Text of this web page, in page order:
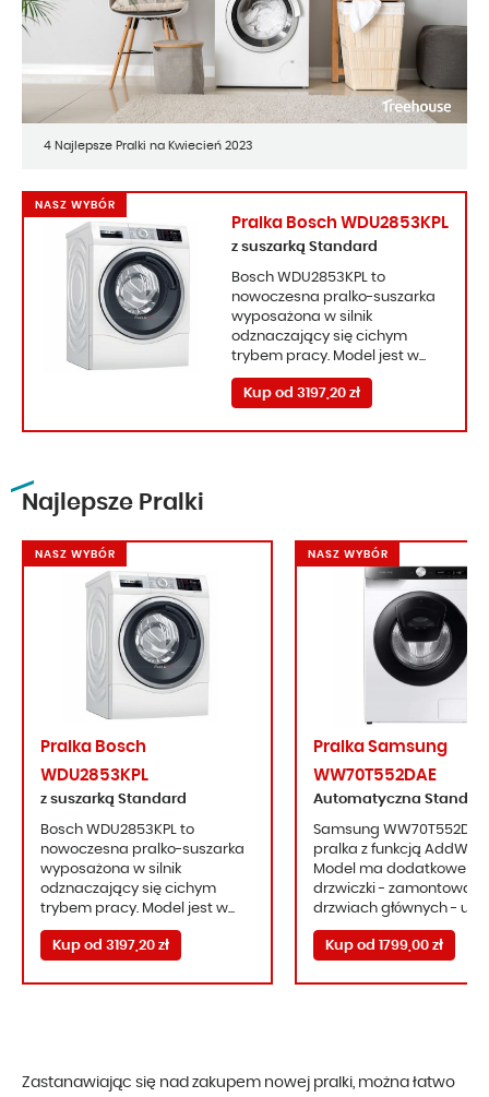
4 Najlepsze Pralki na Kwiecień 2023
Pralka Bosch WDU2853KPL
z suszarką Standard
Bosch WDU2853KPL to
nowoczesna pralko-suszarka
wyposażona w silnik
odznaczający się cichym
trybem pracy. Model jest w...
Kup od 3197,20 zł
NASZ WYBÓR
Najlepsze Pralki
Pralka Bosch
WDU2853KPL
z suszarką Standard
Bosch WDU2853KPL to
nowoczesna pralko-suszarka
wyposażona w silnik
odznaczający się cichym
trybem pracy. Model jest w...
Kup od 3197,20 zł
NASZ WYBÓR
Pralka Samsung
WW70T552DAE
Automatyczna
Samsung
pralka z funkcją
Model ma dodatkowe
drzwiczki -
drzwiach głównych -
Kup od 1799,00 zł
NASZ WYBÓR
Zastanawiając się nad zakupem nowej pralki, można łatwo